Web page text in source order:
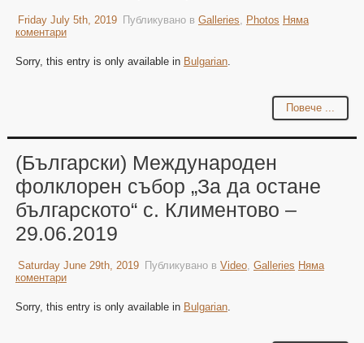
Friday July 5th, 2019 Публикувано в Galleries Photos Няма
коментари
Sorry, this entry is only available in Bulgarian.
Повече ...
(Български) Международен
фолклорен събор „За да остане
българското“ с. Климентово –
29.06.2019
Saturday June 29th, 2019 Публикувано в Video, Galleries Няма
коментари
Sorry, this entry is only available in Bulgarian.